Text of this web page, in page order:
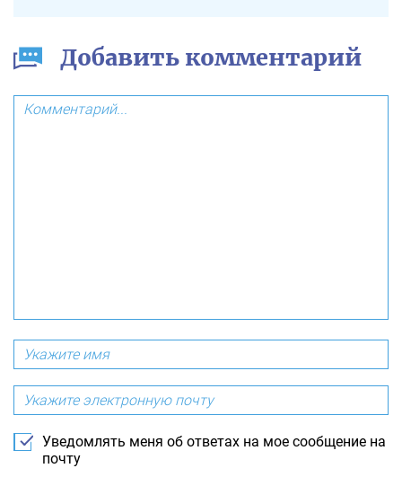
Добавить комментарий
Уведомлять меня об ответах на мое сообщение на
почту